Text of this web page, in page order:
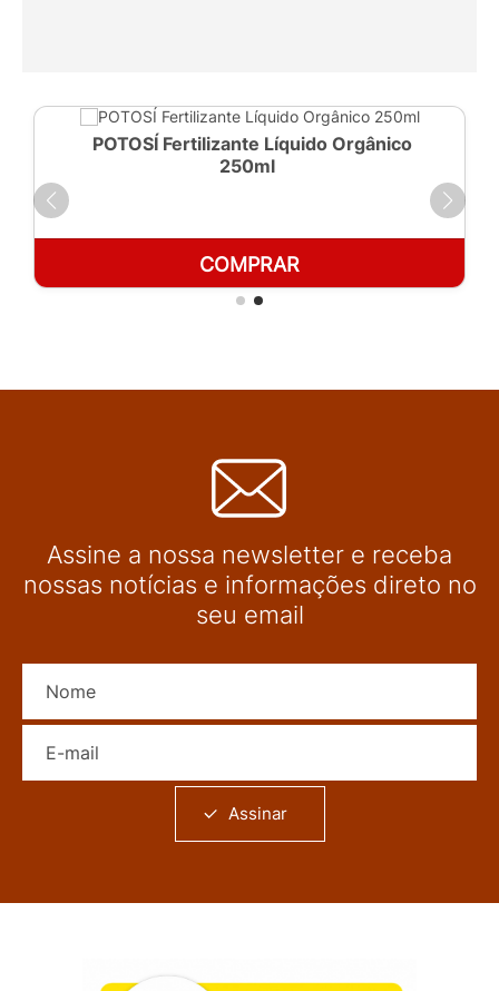
POTOSÍ Fertilizante Líquido Orgânico
250ml
COMPRAR
Assine a nossa newsletter e receba
nossas notícias e informações direto no
seu email
Assinar